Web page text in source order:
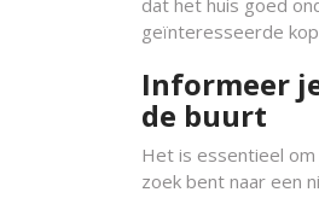
dat het huis goed
geïnteresseerde
Informeer
de buurt
Het is essentieel
zoek bent naar een